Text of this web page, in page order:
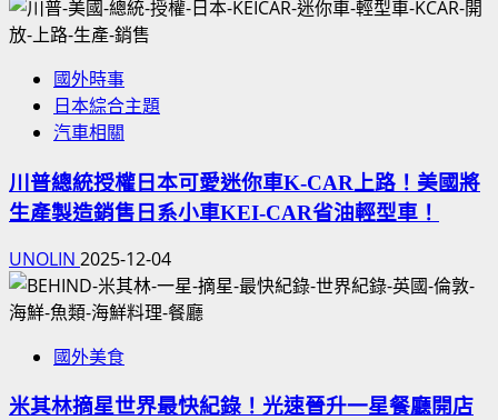
國外時事
日本綜合主題
汽車相關
川普總統授權日本可愛迷你車K-CAR上路！美國將
生產製造銷售日系小車KEI-CAR省油輕型車！
UNOLIN 2025-12-04
國外美食
米其林摘星世界最快紀錄！光速晉升一星餐廳開店